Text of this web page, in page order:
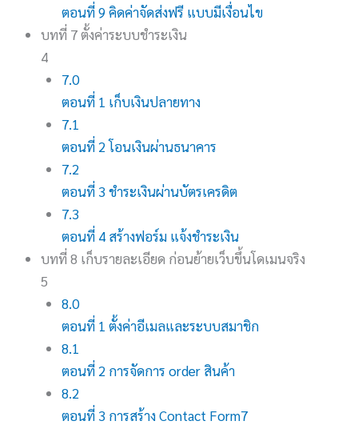
ตอนที่ 9 คิดค่าจัดส่งฟรี แบบมีเงื่อนไข
บทที่ 7 ตั้งค่าระบบชำระเงิน
4
7.0
ตอนที่ 1 เก็บเงินปลายทาง
7.1
ตอนที่ 2 โอนเงินผ่านธนาคาร
7.2
ตอนที่ 3 ชำระเงินผ่านบัตรเครดิต
7.3
ตอนที่ 4 สร้างฟอร์ม แจ้งชำระเงิน
บทที่ 8 เก็บรายละเอียด ก่อนย้ายเว็บขึ้นโดเมนจริง
5
8.0
ตอนที่ 1 ตั้งค่าอีเมลและระบบสมาชิก
8.1
ตอนที่ 2 การจัดการ order สินค้า
8.2
ตอนที่ 3 การสร้าง Contact Form7